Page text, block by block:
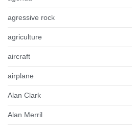
agressive rock
agriculture
aircraft
airplane
Alan Clark
Alan Merril